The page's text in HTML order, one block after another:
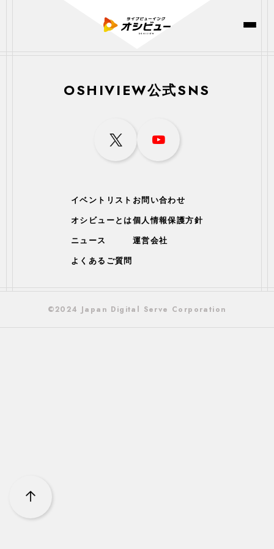
OSHIVIEW公式SNS
イベントリスト
オシビューとは
ニュース
よくあるご質問
お問い合わせ
個人情報保護方針
運営会社
©2024 Japan Digital Serve Corporation